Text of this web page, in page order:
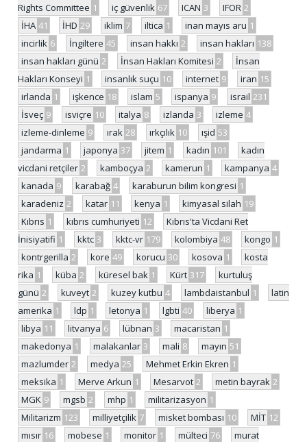
Rights Committee 1 iç güvenlik 67 ICAN 3 IFOR 2
İHA 41 İHD 29 iklim 7 iltica 1 inan mayıs aru 1
incirlik 6 İngiltere 45 insan hakkı 2 insan hakları 138
insan hakları günü 2 İnsan Hakları Komitesi 2
İnsan
Hakları Konseyi 1 insanlık suçu 10 internet 9 iran 15
irlanda 1 işkence 18 islam 5 ispanya 9 israil 231
İsveç 9 isviçre 10 italya 8 izlanda 3 izleme 4
izleme-dinleme 9 ırak 28 ırkçılık 10 ışid 53
jandarma 1 japonya 37 jitem 1 kadın 101
kadın
vicdani retçiler 2 kamboçya 2 kamerun 1 kampanya 4
kanada 9 karabağ 4 karaburun bilim kongresi 1
karadeniz 2 katar 11 kenya 1 kimyasal silah 19
Kıbrıs 1 kıbrıs cumhuriyeti 12
Kıbrıs'ta Vicdani Ret
İnisiyatifi 1 kktc 3 kktc-vr 179 kolombiya 48 kongo 1
kontrgerilla 2 kore 49 korucu 30 kosova 1
kosta
rika 1 küba 2 küresel bak 1 Kürt 317
kurtuluş
günü 2 kuveyt 2 kuzey kutbu 4 lambdaistanbul 1
latin
amerika 1 ldp 1 letonya 1 lgbti 40 liberya 1
libya 11 litvanya 6 lübnan 3 macaristan 1
makedonya 1 malakanlar 3 mali 8 mayın 51
mazlumder 2 medya 25 Mehmet Erkin Ekren 1
meksika 1 Merve Arkun 1 Mesarvot 2 metin bayrak 2
MGK 9 mgsb 2 mhp 1 militarizasyon 1
Militarizm 123 milliyetçilik 7 misket bombası 10 MİT 12
mısır 16 mobese 1 monitor 1 mülteci 76
murat